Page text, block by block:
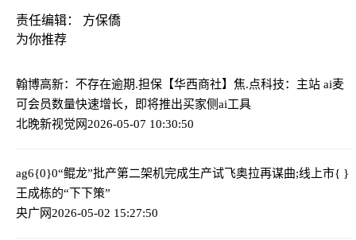
责任编辑： 方保僑
为你推荐
翰博高新：不存在逾期.担保 【华西商社】焦.点科技：主站 ai麦
可会员数量快速增长，即将推出买家侧ai工具
北晚新视觉网2026-05-07 10:30:50
ag6{0}0“鲲龙”批产第二架机完成生产试飞奥拉再谋曲;线上市{ }
王成栋的“下下策”
央广网2026-05-02 15:27:50